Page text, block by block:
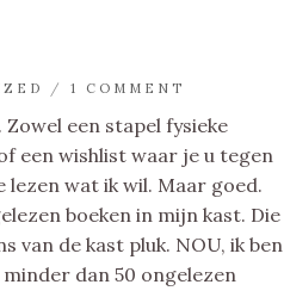
/ 1 COMMENT
een stapel fysieke
een wishlist waar je u tegen
wat ik wil. Maar goed.
boeken in mijn kast. Die
van de kast pluk. NOU, ik ben
dan 50 ongelezen